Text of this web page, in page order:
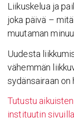
Liikuskelua ja
joka päivä –
muutaman
Uudesta
vähemmän
sydänsairaan on
Tutustu
instituutin sivuilla